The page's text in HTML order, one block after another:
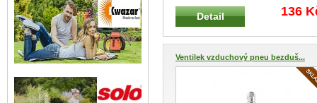
09152 Nožní dvoupístová hustil...
Detail 136
Ventilek vzduchový pneu bezduš...